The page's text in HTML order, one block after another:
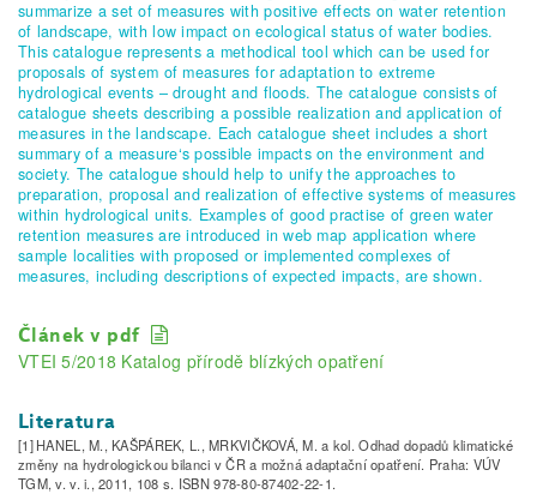
summarize a set of measures with positive effects on water retention
of landscape, with low impact on ecological status of water bodies.
This catalogue represents a methodical tool which can be used for
proposals of system of measures for adaptation to extreme
hydrological events – drought and floods. The catalogue consists of
catalogue sheets describing a possible realization and application of
measures in the landscape. Each catalogue sheet includes a short
summary of a measure‘s possible impacts on the environment and
society. The catalogue should help to unify the approaches to
preparation, proposal and realization of effective systems of measures
within hydrological units. Examples of good practise of green water
retention measures are introduced in web map application where
sample localities with proposed or implemented complexes of
measures, including descriptions of expected impacts, are shown.
Článek v pdf
VTEI 5/2018 Katalog přírodě blízkých opatření
Literatura
[1] HANEL, M., KAŠPÁREK, L., MRKVIČKOVÁ, M. a kol. Odhad dopadů klimatické
změny na hydrologickou bilanci v ČR a možná adaptační opatření. Praha: VÚV
TGM, v. v. i., 2011, 108 s. ISBN 978-80-87402-22-1.